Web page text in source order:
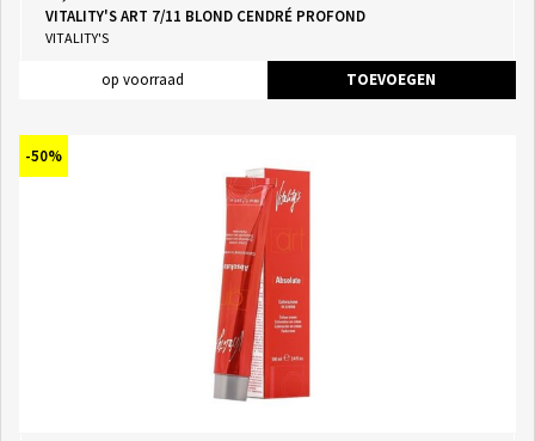
VITALITY'S ART 7/11 BLOND CENDRÉ PROFOND
VITALITY'S
op voorraad TOEVOEGEN
-50%